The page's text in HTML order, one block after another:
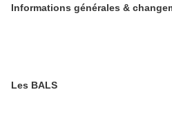
Informations générales &
Les BALS